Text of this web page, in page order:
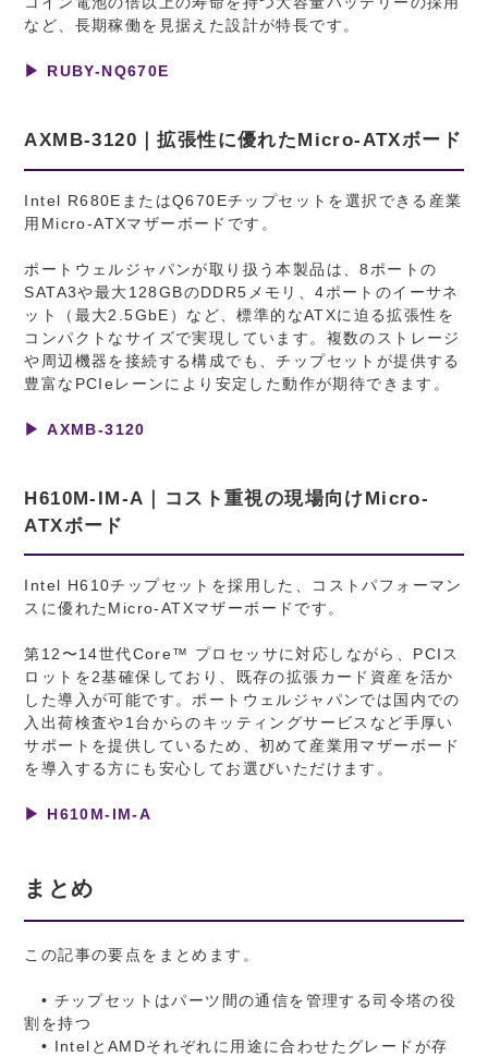
など、長期稼働を見据えた設計が特長です。
▶ RUBY-NQ670E
AXMB-3120｜拡張性に優れたMicro-ATXボード
Intel R680EまたはQ670Eチップセットを選択できる産業
用Micro-ATXマザーボードです。
ポートウェルジャパンが取り扱う本製品は、8ポートの
SATA3や最大128GBのDDR5メモリ、4ポートのイーサネ
ット（最大2.5GbE）など、標準的なATXに迫る拡張性を
コンパクトなサイズで実現しています。複数のストレージ
や周辺機器を接続する構成でも、チップセットが提供する
豊富なPCIeレーンにより安定した動作が期待できます。
▶ AXMB-3120
H610M-IM-A｜コスト重視の現場向けMicro-
ATXボード
Intel H610チップセットを採用した、コストパフォーマン
スに優れたMicro-ATXマザーボードです。
第12〜14世代Core™ プロセッサに対応しながら、PCIス
ロットを2基確保しており、既存の拡張カード資産を活か
した導入が可能です。ポートウェルジャパンでは国内での
入出荷検査や1台からのキッティングサービスなど手厚い
サポートを提供しているため、初めて産業用マザーボード
を導入する方にも安心してお選びいただけます。
▶ H610M-IM-A
まとめ
この記事の要点をまとめます。
• チップセットはパーツ間の通信を管理する司令塔の役
割を持つ
• IntelとAMDそれぞれに用途に合わせたグレードが存